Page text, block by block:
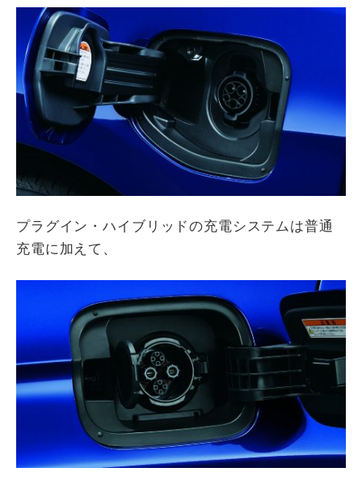
プラグイン・ハイブリッドの充電システムは普通
充電に加えて、